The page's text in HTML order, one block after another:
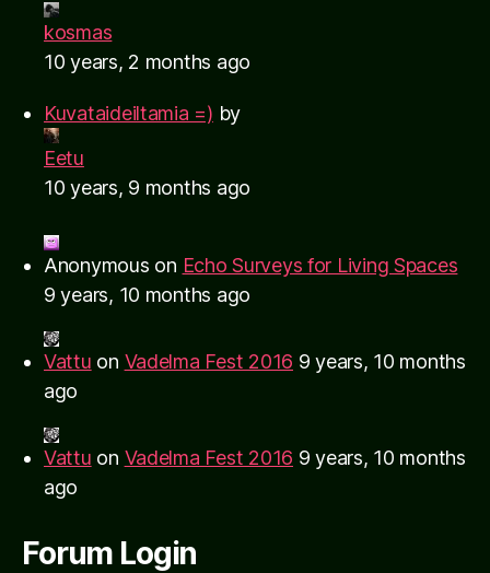
kosmas
10 years, 2 months ago
Kuvataideiltamia =) by
Eetu
10 years, 9 months ago
Anonymous on Echo Surveys for Living Spaces
9 years, 10 months ago
Vattu on Vadelma Fest 2016 9 years, 10 months
ago
Vattu on Vadelma Fest 2016 9 years, 10 months
ago
Forum Login